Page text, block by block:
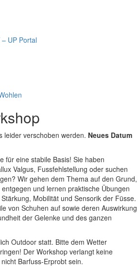
leider verschoben werden. Neues Datum
für eine stabile Basis! Sie haben
Valgus, Fussfehlstellung oder suchen
Wir gehen dem Thema auf den Grund,
und lernen praktische Übungen
Mobilität und Sensorik der Füsse.
von Schuhen auf sowie deren Auswirkung
der Gelenke und des ganzen
Outdoor statt. Bitte dem Wetter
Der Workshop verlangt keine
Barfuss-Erprobt sein.